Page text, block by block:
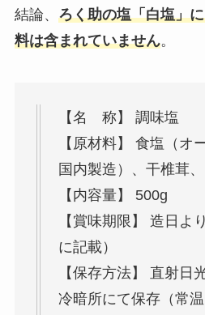
結論、 ろく助の塩「白塩」
料は含まれていません。
【名 称】 調味塩
【原材料】 食塩（オ
国内製造）、干椎茸
【内容量】 500g
【賞味期限】 造日よ
に記載）
【保存方法】 直射日
冷暗所にて保存（常